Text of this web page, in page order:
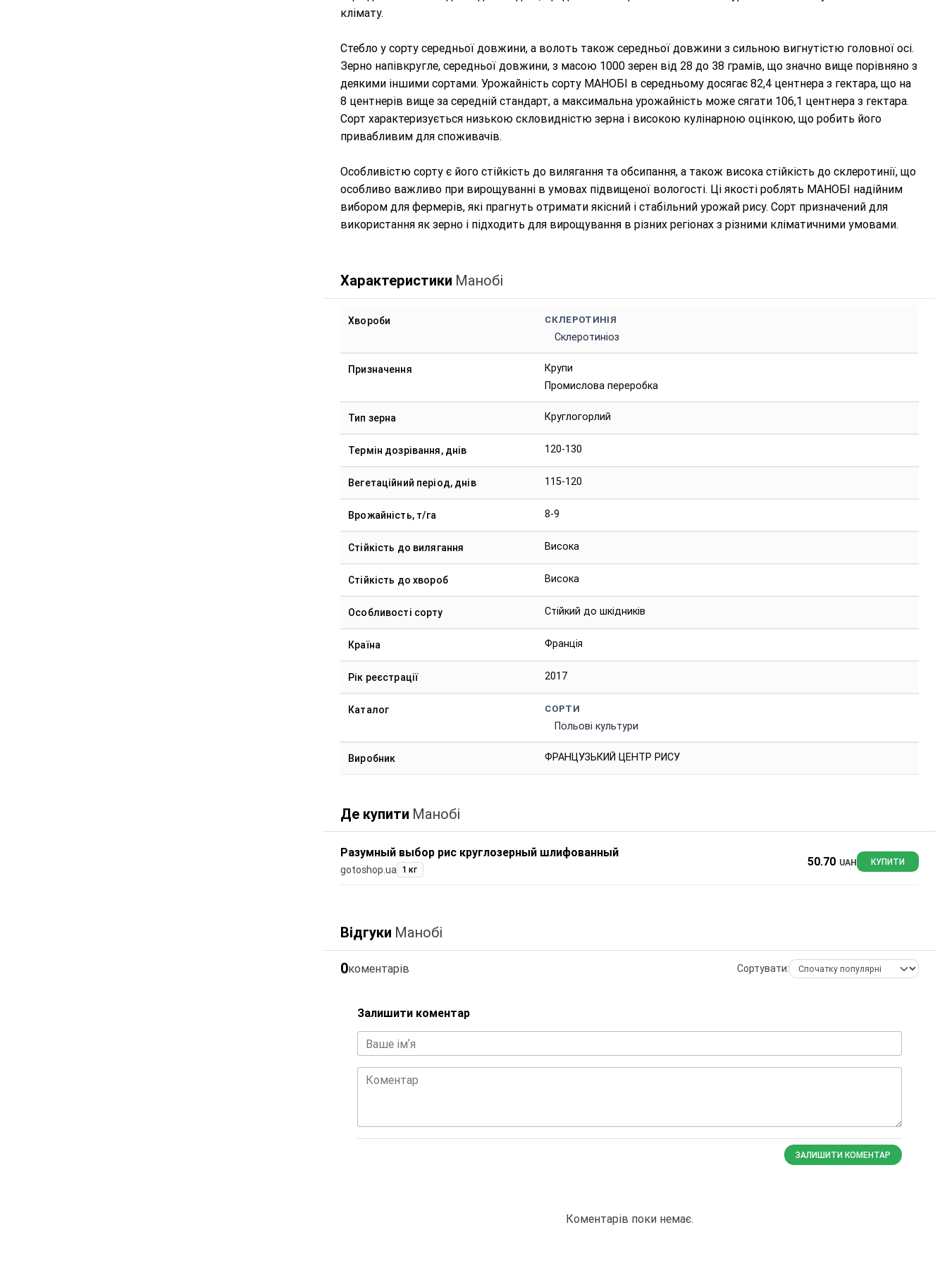
клімату.
Стебло у сорту середньої довжини, а волоть також середньої довжини з сильною вигнутістю головної осі.
Зерно напівкругле, середньої довжини, з масою 1000 зерен від 28 до 38 грамів, що значно вище порівняно з
деякими іншими сортами. Урожайність сорту МАНОБІ в середньому досягає 82,4 центнера з гектара, що на
8 центнерів вище за середній стандарт, а максимальна урожайність може сягати 106,1 центнера з гектара.
Сорт характеризується низькою скловидністю зерна і високою кулінарною оцінкою, що робить його
привабливим для споживачів.
Особливістю сорту є його стійкість до вилягання та обсипання, а також висока стійкість до склеротинії, що
особливо важливо при вирощуванні в умовах підвищеної вологості. Ці якості роблять МАНОБІ надійним
вибором для фермерів, які прагнуть отримати якісний і стабільний урожай рису. Сорт призначений для
використання як зерно і підходить для вирощування в різних регіонах з різними кліматичними умовами.
Характеристики Манобі
Хвороби СКЛЕРОТИНІЯ
Склеротиніоз
Призначення
Крупи
Промислова переробка
Тип зерна Круглогорлий
Термін дозрівання, днів 120-130
Вегетаційний період, днів 115-120
Врожайність, т/га 8-9
Стійкість до вилягання Висока
Стійкість до хвороб Висока
Особливості сорту Стійкий до шкідників
Країна Франція
Рік реєстрації 2017
Каталог СОРТИ
Польові культури
Виробник ФРАНЦУЗЬКИЙ ЦЕНТР РИСУ
Де купити Манобі
Разумный выбор рис круглозерный шлифованный
gotoshop.ua 1 кг
50.70 UAH КУПИТИ
Відгуки Манобі
0коментарів Сортувати:
Залишити коментар
Ваше імʼя
Коментар
ЗАЛИШИТИ КОМЕНТАР
Коментарів поки немає.